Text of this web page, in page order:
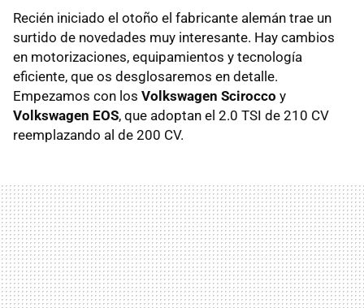
Recién iniciado el otoño el fabricante alemán trae un
surtido de novedades muy interesante. Hay cambios
en motorizaciones, equipamientos y tecnología
eficiente, que os desglosaremos en detalle.
Empezamos con los Volkswagen Scirocco y
Volkswagen EOS, que adoptan el 2.0 TSI de 210 CV
reemplazando al de 200 CV.